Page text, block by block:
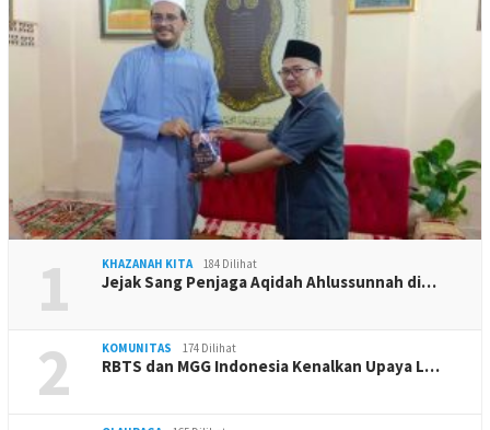
1 KHAZANAH KITA 184 Dilihat
Jejak Sang Penjaga Aqidah Ahlussunnah di…
2 KOMUNITAS 174 Dilihat
RBTS dan MGG Indonesia Kenalkan Upaya L…